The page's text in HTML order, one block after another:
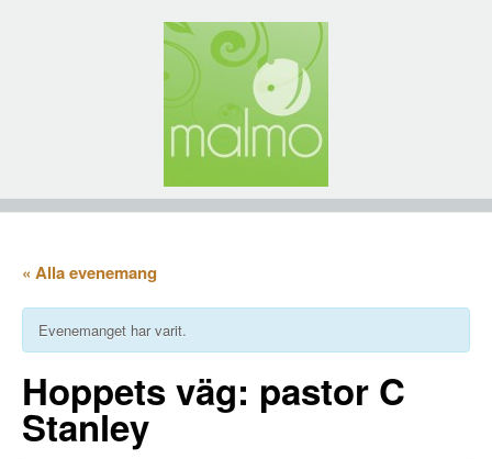
« Alla evenemang
Evenemanget har varit.
Hoppets väg: pastor C
Stanley